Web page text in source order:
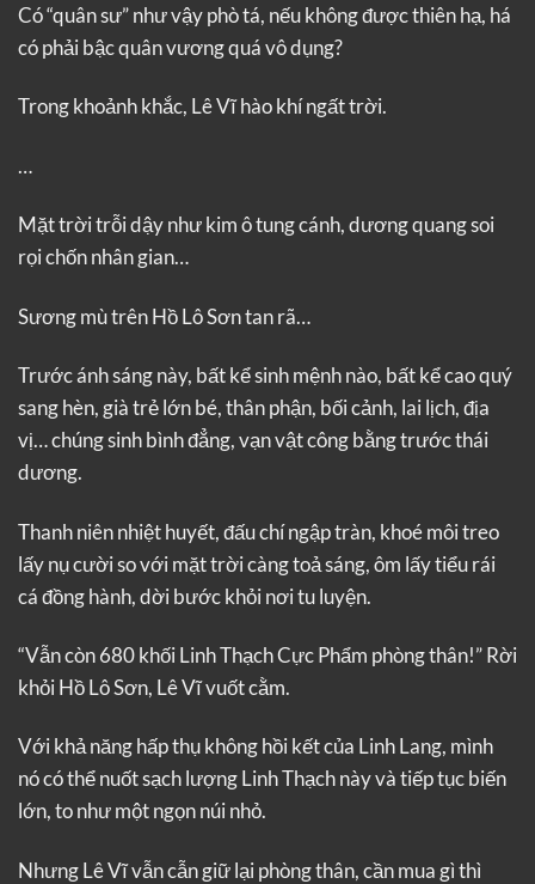
Có “quân sư” như vậy phò tá, nếu không được thiên hạ, há
có phải bậc quân vương quá vô dụng?
Trong khoảnh khắc, Lê Vĩ hào khí ngất trời.
…
Mặt trời trỗi dậy như kim ô tung cánh, dương quang soi
rọi chốn nhân gian…
Sương mù trên Hồ Lô Sơn tan rã…
Trước ánh sáng này, bất kể sinh mệnh nào, bất kể cao quý
sang hèn, già trẻ lớn bé, thân phận, bối cảnh, lai lịch, địa
vị… chúng sinh bình đẳng, vạn vật công bằng trước thái
dương.
Thanh niên nhiệt huyết, đấu chí ngập tràn, khoé môi treo
lấy nụ cười so với mặt trời càng toả sáng, ôm lấy tiểu rái
cá đồng hành, dời bước khỏi nơi tu luyện.
“Vẫn còn 680 khối Linh Thạch Cực Phẩm phòng thân!” Rời
khỏi Hồ Lô Sơn, Lê Vĩ vuốt cằm.
Với khả năng hấp thụ không hồi kết của Linh Lang, mình
nó có thể nuốt sạch lượng Linh Thạch này và tiếp tục biến
lớn, to như một ngọn núi nhỏ.
Nhưng Lê Vĩ vẫn cẫn giữ lại phòng thân, cần mua gì thì